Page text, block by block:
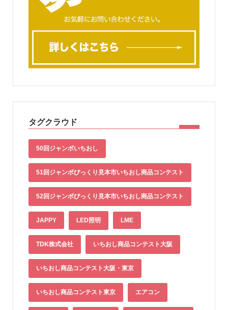
タグクラウド
50回ジャンボいちおし
51回ジャンボびっくり見本市いちおし商品コンテスト
52回ジャンボびっくり見本市いちおし商品コンテスト
JAPPY LED照明 LME
TDK株式会社 いちおし商品コンテスト大阪
いちおし商品コンテスト大阪・東京
いちおし商品コンテスト東京 エアコン